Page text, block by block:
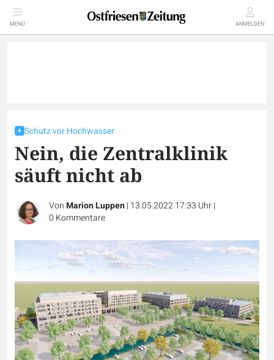
MENÜ ANMELDEN
Schutz vor Hochwasser
Nein, die Zentralklinik
säuft nicht ab
VonMarion Luppen| 13.05.2022 17:33 Uhr|
0 Kommentare